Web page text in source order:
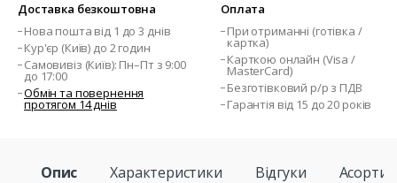
Доставка безкоштовна
Нова пошта від 1 до 3 днів
Кур'єр (Київ) до 2 годин
Самовивіз (Київ): Пн–Пт з 9:00
до 17:00
Обмін та повернення
протягом 14 днів
Оплата
При отриманні (готівка /
картка)
Карткою онлайн (Visa /
MasterCard)
Безготівковий р/р з ПДВ
Гарантія від 15 до 20 років
Опис Характеристики Відгуки